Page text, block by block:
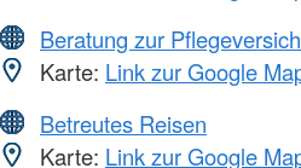
Beratung zur
Karte: Link zur Google
Betreutes Reisen
Karte: Link zur Google